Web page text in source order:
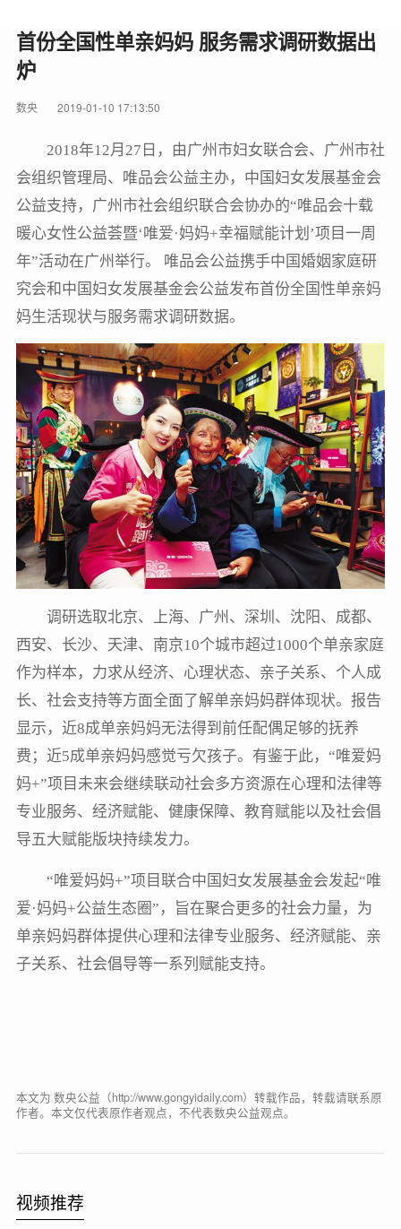
首份全国性单亲妈妈 服务需求调研数据出
炉
数央 2019-01-10 17:13:50
2018年12月27日，由广州市妇女联合会、广州市社
会组织管理局、唯品会公益主办，中国妇女发展基金会
公益支持，广州市社会组织联合会协办的“唯品会十载
暖心女性公益荟暨‘唯爱·妈妈+幸福赋能计划’项目一周
年”活动在广州举行。 唯品会公益携手中国婚姻家庭研
究会和中国妇女发展基金会公益发布首份全国性单亲妈
妈生活现状与服务需求调研数据。
调研选取北京、上海、广州、深圳、沈阳、成都、
西安、长沙、天津、南京10个城市超过1000个单亲家庭
作为样本，力求从经济、心理状态、亲子关系、个人成
长、社会支持等方面全面了解单亲妈妈群体现状。报告
显示，近8成单亲妈妈无法得到前任配偶足够的抚养
费；近5成单亲妈妈感觉亏欠孩子。有鉴于此，“唯爱妈
妈+”项目未来会继续联动社会多方资源在心理和法律等
专业服务、经济赋能、健康保障、教育赋能以及社会倡
导五大赋能版块持续发力。
“唯爱妈妈+”项目联合中国妇女发展基金会发起“唯
爱·妈妈+公益生态圈”，旨在聚合更多的社会力量，为
单亲妈妈群体提供心理和法律专业服务、经济赋能、亲
子关系、社会倡导等一系列赋能支持。
本文为 数央公益（http://www.gongyidaily.com）转载作品，转载请联系原
作者。本文仅代表原作者观点，不代表数央公益观点。
视频推荐